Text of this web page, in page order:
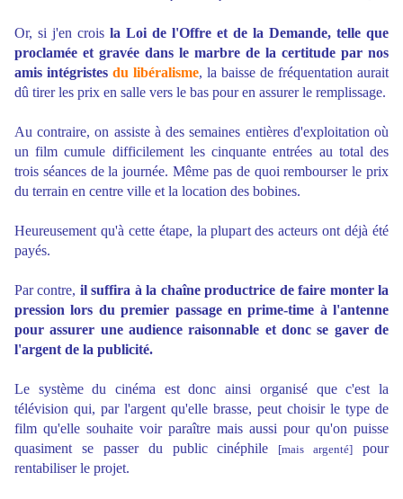
Or, si j'en crois la Loi de l'Offre et de la Demande, telle que
proclamée et gravée dans le marbre de la certitude par nos
amis intégristes du libéralisme, la baisse de fréquentation aurait
dû tirer les prix en salle vers le bas pour en assurer le remplissage.
Au contraire, on assiste à des semaines entières d'exploitation où
un film cumule difficilement les cinquante entrées au total des
trois séances de la journée. Même pas de quoi rembourser le prix
du terrain en centre ville et la location des bobines.
Heureusement qu'à cette étape, la plupart des acteurs ont déjà été
payés.
Par contre, il suffira à la chaîne productrice de faire monter la
pression lors du premier passage en prime-time à l'antenne
pour assurer une audience raisonnable et donc se gaver de
l'argent de la publicité.
Le système du cinéma est donc ainsi organisé que c'est la
télévision qui, par l'argent qu'elle brasse, peut choisir le type de
film qu'elle souhaite voir paraître mais aussi pour qu'on puisse
quasiment se passer du public cinéphile
[mais argenté] pour
rentabiliser le projet.